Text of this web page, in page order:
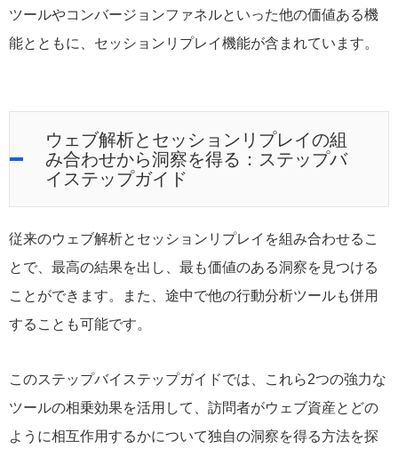
ツールやコンバージョンファネルといった他の価値ある機
能とともに、セッションリプレイ機能が含まれています。
ウェブ解析とセッションリプレイの組
み合わせから洞察を得る：ステップバ
イステップガイド
従来のウェブ解析とセッションリプレイを組み合わせるこ
とで、最高の結果を出し、最も価値のある洞察を見つける
ことができます。また、途中で他の行動分析ツールも併用
することも可能です。
このステップバイステップガイドでは、これら2つの強力な
ツールの相乗効果を活用して、訪問者がウェブ資産とどの
ように相互作用するかについて独自の洞察を得る方法を探